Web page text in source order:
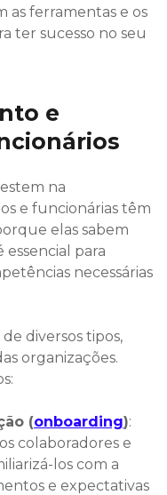
as ferramentas e os
ter sucesso no seu
e
na
e funcionárias têm
elas sabem
essencial para
necessárias
diversos tipos,
organizações.
(onboarding):
colaboradores e
los com a
e expectativas